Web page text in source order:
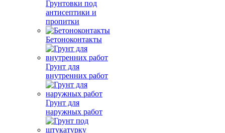
Грунтовки под
антисептики и
пропитки
Бетоноконтакты
Грунт для
внутренних работ
Грунт для
наружных работ